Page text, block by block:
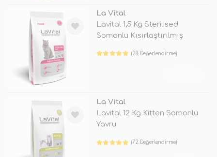
La Vital
Lavital 1,5 Kg Sterilised
Somonlu Kısırlaştırılmış
(28 Değerlendirme)
La Vital
Lavital 12 Kg Kitten Somonlu
Yavru
(72 Değerlendirme)